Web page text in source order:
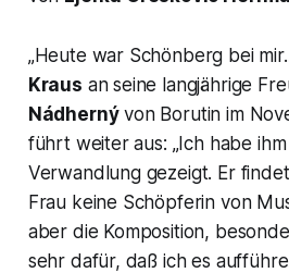
„Heute war Schönberg bei
Kraus an seine langjährige
Nádhernývon Borutin im
führt weiter aus: „Ich habe ihm
Verwandlung gezeigt. Er
Frau keine Schöpferin von
aber die Komposition,
sehr dafür, daß ich es